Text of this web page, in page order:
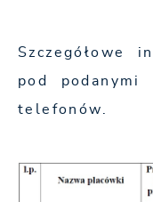
Szczegółowe
pod podanymi
telefonów.